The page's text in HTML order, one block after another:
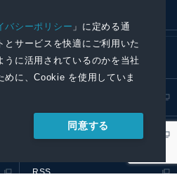
バシーポリシー 」に定める通
とサービスを快適にご利用いた
うに活用されているのかを当社
めに、Cookie を使用していま
同意する
RSS